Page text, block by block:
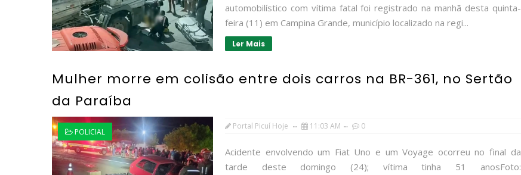
automobilístico com vítima fatal foi registrado na manhã desta quinta-
feira (11) em Campina Grande, município localizado na regi...
Ler Mais
Mulher morre em colisão entre dois carros na BR-361, no Sertão
da Paraíba
POLICIAL
Portal Picuí Hoje 11:03 AM 0
Acidente envolvendo um Fiat Uno e um Voyage ocorreu no final da
tarde deste domingo (24); vítima tinha 51 anosFoto: